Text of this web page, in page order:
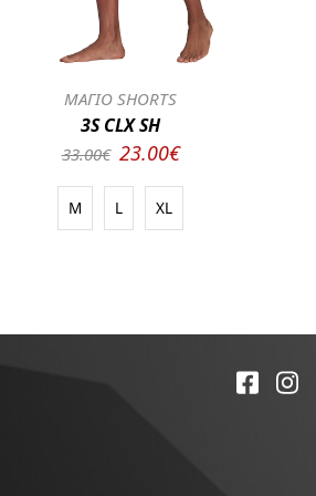
ΜΑΓΙΟ SHORTS
3S CLX SH
33.00€ 23.00€
M L XL